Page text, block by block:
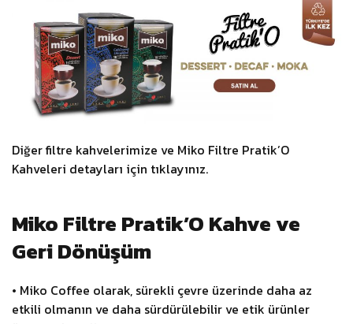
Diğer filtre kahvelerimize ve Miko Filtre Pratik’O
Kahveleri detayları için tıklayınız.
Miko Filtre Pratik’O Kahve ve
Geri Dönüşüm
• Miko Coffee olarak, sürekli çevre üzerinde daha az
etkili olmanın ve daha sürdürülebilir ve etik ürünler